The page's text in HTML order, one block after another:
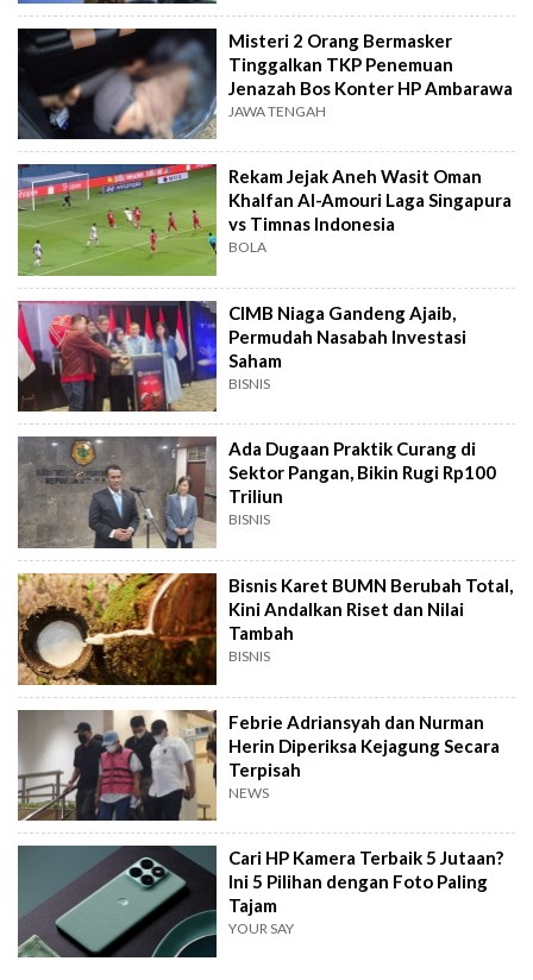
Misteri 2 Orang Bermasker
Tinggalkan TKP Penemuan
Jenazah Bos Konter HP Ambarawa
JAWA TENGAH
Rekam Jejak Aneh Wasit Oman
Khalfan Al-Amouri Laga Singapura
vs Timnas Indonesia
BOLA
CIMB Niaga Gandeng Ajaib,
Permudah Nasabah Investasi
Saham
BISNIS
Ada Dugaan Praktik Curang di
Sektor Pangan, Bikin Rugi Rp100
Triliun
BISNIS
Bisnis Karet BUMN Berubah Total,
Kini Andalkan Riset dan Nilai
Tambah
BISNIS
Febrie Adriansyah dan Nurman
Herin Diperiksa Kejagung Secara
Terpisah
NEWS
Cari HP Kamera Terbaik 5 Jutaan?
Ini 5 Pilihan dengan Foto Paling
Tajam
YOUR SAY